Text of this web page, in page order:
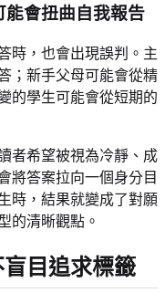
能會扭曲自我報告
時，也會出現誤判。主
；新手父母可能會從精
的學生可能會從短期的
者希望被視為冷靜、成
將答案拉向一個身分目
時，結果就變成了對願
的清晰觀點。
目追求標籤